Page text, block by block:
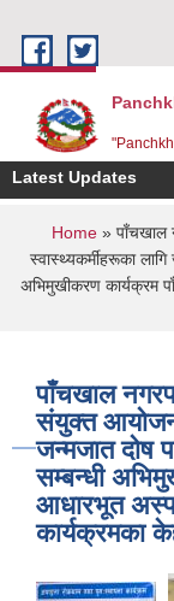
Latest Updates
You are
Home» पाँचखाल
स्वास्थ्यकर्मीहरूका
अभिमुखीकरण कार्यक्रम
पाँचखाल
संयुक्त
जन्मजात दोष
सम्बन्धी
आधारभूत
कार्यक्रमका